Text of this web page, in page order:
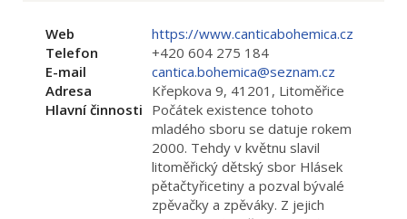
Web
https://www.canticabohemica.cz
Telefon
+420 604 275 184
E-mail
cantica.bohemica@seznam.cz
Adresa
Křepkova 9, 41201, Litoměřice
Hlavní činnosti Počátek existence tohoto
mladého sboru se datuje rokem
2000. Tehdy v květnu slavil
litoměřický dětský sbor Hlásek
pětačtyřicetiny a pozval bývalé
zpěvačky a zpěváky. Z jejich